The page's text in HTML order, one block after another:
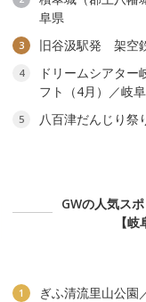
阜県
3 旧谷汲駅発 架空
4
ドリームシアタ
フト（4月）／岐
5
八百津だんじり祭
GWの人気ス
【岐
1 ぎふ清流里山公園